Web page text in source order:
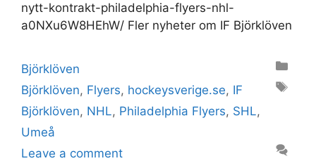
nytt-kontrakt-philadelphia-flyers-nhl-
a0NXu6W8HEhW/ Fler nyheter om IF Björklöven
Categories
Björklöven
Tags
Björklöven, Flyers, hockeysverige.se, IF
Björklöven, NHL, Philadelphia Flyers, SHL,
Umeå
Leave a comment